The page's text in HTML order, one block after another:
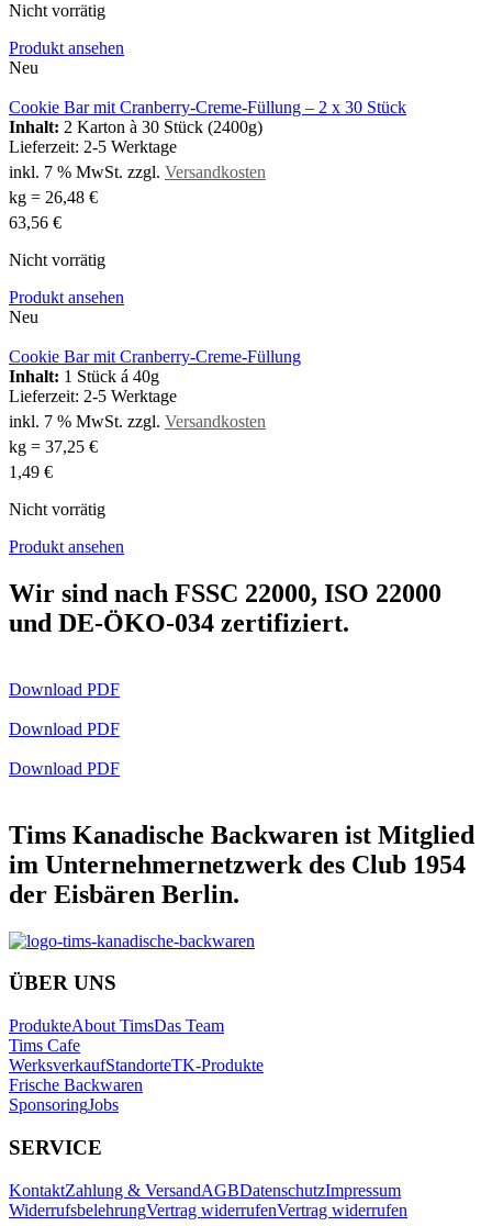
Nicht vorrätig
Produkt ansehen
Neu
Cookie Bar mit Cranberry-Creme-Füllung – 2 x 30 Stück
Inhalt: 2 Karton à 30 Stück (2400g)
Lieferzeit: 2-5 Werktage
inkl. 7 % MwSt. zzgl. Versandkosten
kg = 26,48 €
63,56 €
Nicht vorrätig
Produkt ansehen
Neu
Cookie Bar mit Cranberry-Creme-Füllung
Inhalt: 1 Stück á 40g
Lieferzeit: 2-5 Werktage
inkl. 7 % MwSt. zzgl. Versandkosten
kg = 37,25 €
1,49 €
Nicht vorrätig
Produkt ansehen
Wir sind nach FSSC 22000, ISO 22000
und DE-ÖKO-034 zertifiziert.
Download PDF
Download PDF
Download PDF
Tims Kanadische Backwaren ist Mitglied
im Unternehmernetzwerk des Club 1954
der Eisbären Berlin.
ÜBER UNS
ProdukteAbout TimsDas Team
Tims Cafe
WerksverkaufStandorteTK-Produkte
Frische Backwaren
SponsoringJobs
SERVICE
KontaktZahlung & VersandAGBDatenschutzImpressum
WiderrufsbelehrungVertrag widerrufenVertrag widerrufen